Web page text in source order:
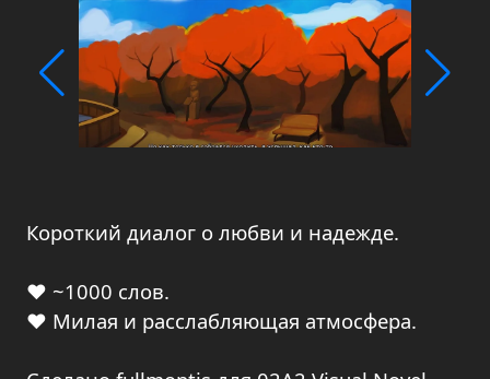
Короткий диалог о любви и надежде.
♥ ~1000 слов.
♥ Милая и расслабляющая атмосфера.